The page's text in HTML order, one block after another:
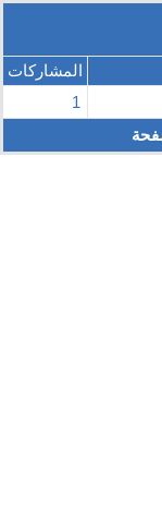
المشاركات
1